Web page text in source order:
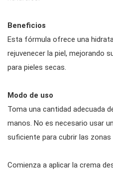
Beneficios
Esta fórmula ofrece una
rejuvenecer la piel, mejorando
para pieles secas.
Modo de uso
Toma una cantidad adecuada
manos. No es necesario usar
suficiente para cubrir las zonas
Comienza a aplicar la crema